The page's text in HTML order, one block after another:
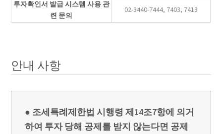
투자확인서 발급 시스템 사용 관
련 문의
02-3440-7444, 7403, 7413
안내 사항
● 조세특례제한법 시행령 제14조7항에 의거
하여 투자 당해 공제를 받지 않는다면 공제